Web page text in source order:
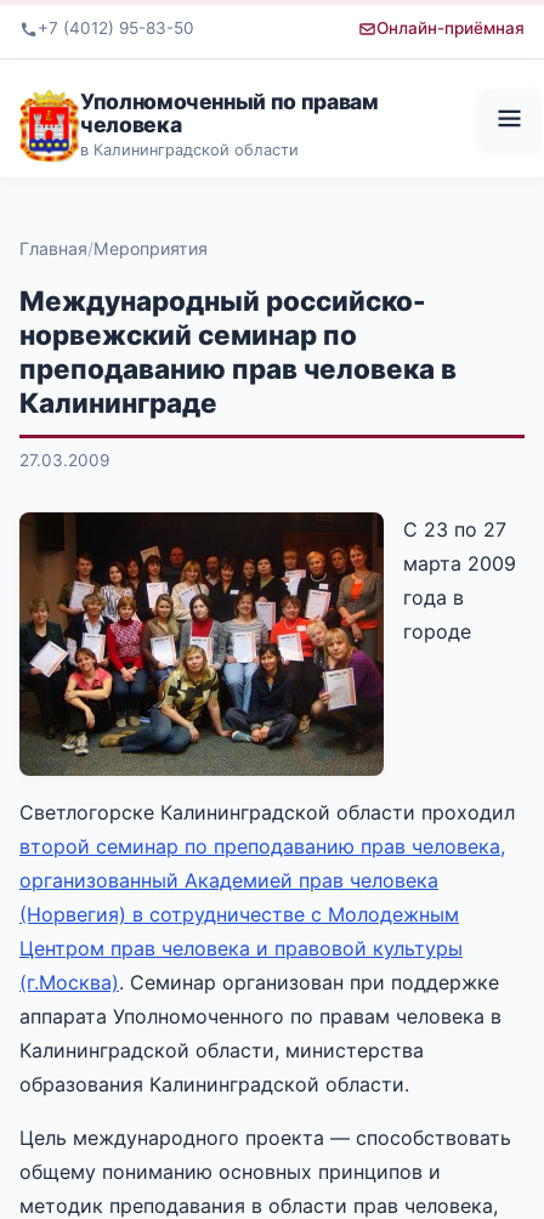
+7 (4012) 95-83-50 Онлайн-приёмная
Уполномоченный по правам
человека
в Калининградской области
Главная Мероприятия
Международный российско-
норвежский семинар по
преподаванию прав человека в
Калининграде
27.03.2009
С 23 по 27
марта 2009
года в
городе
Светлогорске Калининградской области проходил
второй семинар по преподаванию прав человека,
организованный Академией прав человека
(Норвегия) в сотрудничестве с Молодежным
Центром прав человека и правовой культуры
(г.Москва). Семинар организован при поддержке
аппарата Уполномоченного по правам человека в
Калининградской области, министерства
образования Калининградской области.
Цель международного проекта — способствовать
общему пониманию основных принципов и
методик преподавания в области прав человека,